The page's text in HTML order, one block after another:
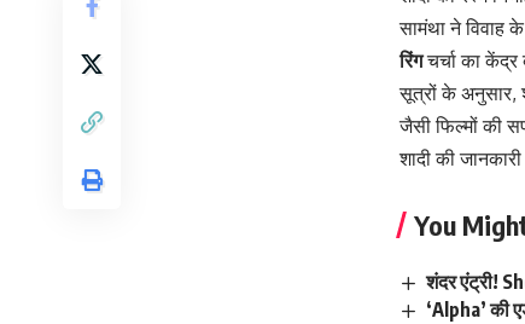
सामंथा ने विवाह
रिंगचर्चा का केंद्र
सूत्रों के अनुसार,
जैसी फिल्मों की
शादी की
You
शंदर एंट्री!
‘Alpha’ की